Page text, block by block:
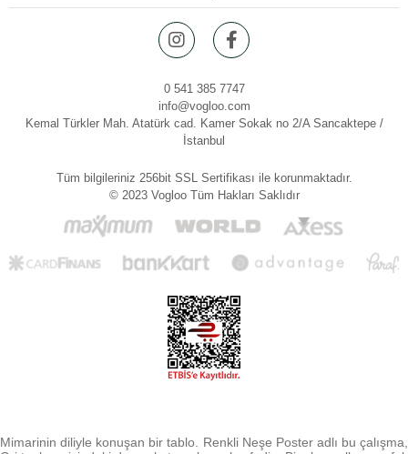
0 541 385 7747
info@vogloo.com
Kemal Türkler Mah. Atatürk cad. Kamer Sokak no 2/A Sancaktepe /
İstanbul
Tüm bilgileriniz 256bit SSL Sertifikası ile korunmaktadır.
© 2023 Vogloo Tüm Hakları Saklıdır
Mimarinin diliyle konuşan bir tablo. Renkli Neşe Poster adlı bu çalışma,